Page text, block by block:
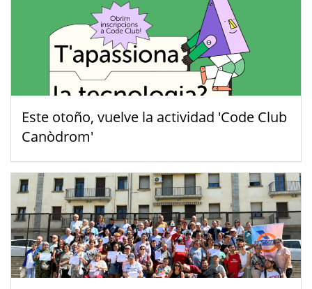
Este otoño, vuelve la actividad 'Code Club
Canòdrom'